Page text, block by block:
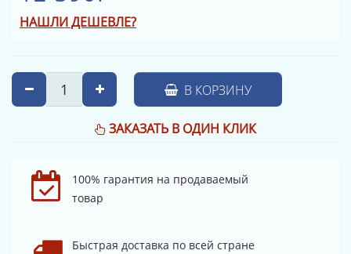
НАШЛИ ДЕШЕВЛЕ?
В КОРЗИНУ
ЗАКАЗАТЬ В ОДИН КЛИК
100% гарантия на продаваемый
товар
Быстрая доставка по всей стране